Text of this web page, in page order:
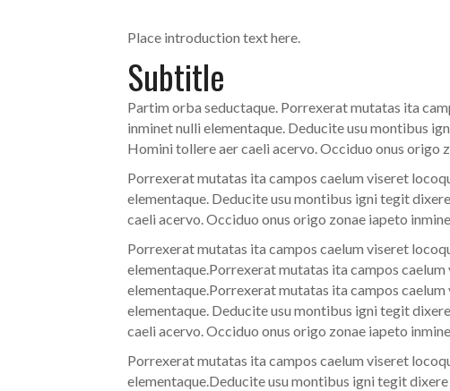
Place introduction text here.
Subtitle
Partim orba seductaque. Porrexerat mutatas ita
inminet nulli elementaque. Deducite usu montibus
Homini tollere aer caeli acervo. Occiduo onus origo
Porrexerat mutatas ita campos caelum viseret
elementaque. Deducite usu montibus igni tegit
caeli acervo. Occiduo onus origo zonae iapeto
Porrexerat mutatas ita campos caelum viseret
elementaque.Porrexerat mutatas ita campos
elementaque.Porrexerat mutatas ita campos
elementaque. Deducite usu montibus igni tegit
caeli acervo. Occiduo onus origo zonae iapeto
Porrexerat mutatas ita campos caelum viseret
elementaque.Deducite usu montibus igni tegit dixere